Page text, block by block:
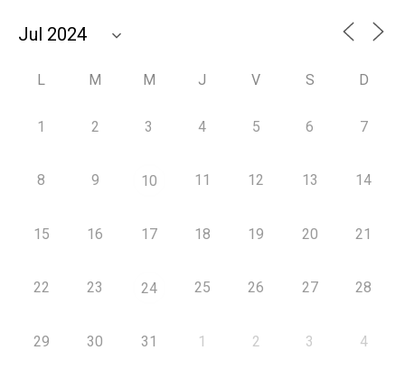
L M M J V S D
1 2 3 4 5 6 7
8 9 10 11 12 13 14
15 16 17 18 19 20 21
22 23 24 25 26 27 28
29 30 31 1 2 3 4